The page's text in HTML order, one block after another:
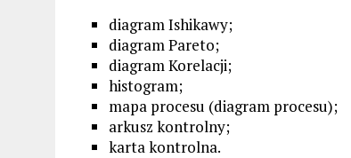
diagram Ishikawy;
diagram Pareto;
diagram Korelacji;
histogram;
mapa procesu (diagram procesu);
arkusz kontrolny;
karta kontrolna.